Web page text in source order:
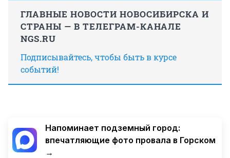
ГЛАВНЫЕ НОВОСТИ НОВОСИБИРСКА И
СТРАНЫ — В ТЕЛЕГРАМ-КАНАЛЕ
NGS.RU
Подписывайтесь, чтобы быть в курсе
событий!
Напоминает подземный город:
впечатляющие фото провала в Горском
→